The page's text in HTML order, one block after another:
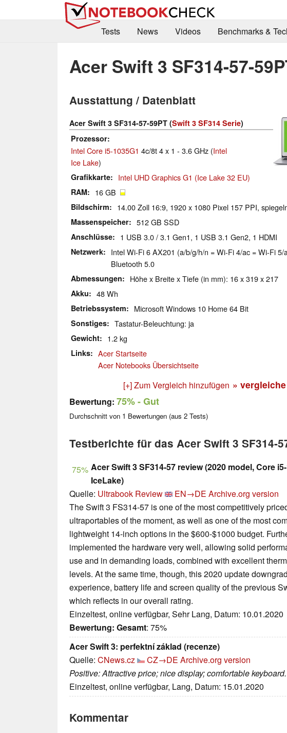
Tests
News Videos Benchmarks &
Acer Swift 3 SF314-57-
Ausstattung / Datenblatt
Acer Swift 3 SF314-57-59PT (Swift 3 SF314 Serie)
Prozessor
Intel Core i5-1035G1 4c/8t 4 x 1 - 3.6 GHz (Intel
Ice Lake)
Grafikkarte Intel UHD Graphics G1 (Ice Lake 32 EU)
RAM 16 GB
Bildschirm 14.00 Zoll 16:9, 1920 x 1080 Pixel 157 PPI,
Massenspeicher 512 GB SSD
Anschlüsse 1 USB 3.0 / 3.1 Gen1, 1 USB 3.1 Gen2, 1 HDMI
Netzwerk
Intel Wi-Fi 6 AX201 (a/b/g/h/n = Wi-Fi 4/ac = Wi-Fi 5/
Bluetooth 5.0
Abmessungen Höhe x Breite x Tiefe (in mm): 16 x 319 x 217
Akku 48 Wh
Betriebssystem Microsoft Windows 10 Home 64 Bit
Sonstiges Tastatur-Beleuchtung: ja
Gewicht 1.2 kg
Links
Acer Startseite
Acer Notebooks Übersichtseite
[+] Zum Vergleich hinzufügen » vergleiche
Bewertung: 75%- Gut
Durchschnitt von 1 Bewertungen (aus 2 Tests)
Testberichte für das Acer Swift 3 SF314-
75% Acer Swift 3 SF314-57 review (2020 model, Core
IceLake)
Quelle: Ultrabook Review EN→DE Archive.org version
The Swift 3 FS314-57 is one of the most competitively
ultraportables of the moment, as well as one of the most
lightweight 14-inch options in the $600-$1000 budget.
implemented the hardware very well, allowing solid
use and in demanding loads, combined with excellent
levels. At the same time, though, this 2020 update
experience, battery life and screen quality of the previous
which reflects in our overall rating.
Einzeltest, online verfügbar, Sehr Lang, Datum: 10.01.2020
Bewertung: Gesamt: 75%
Acer Swift 3: perfektní základ (recenze)
Quelle: CNews.cz CZ→DE Archive.org version
Positive: Attractive price; nice display; comfortable keyboard.
Einzeltest, online verfügbar, Lang, Datum: 15.01.2020
Kommentar